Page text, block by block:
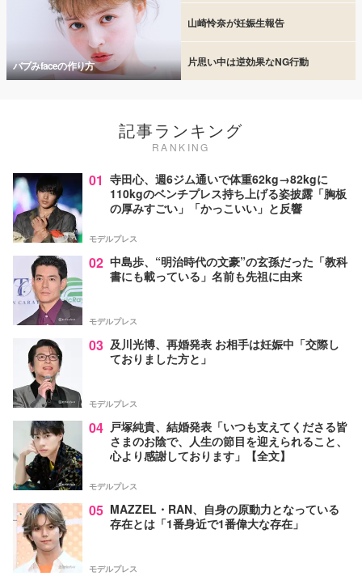
バブみfaceの作り方
山崎怜奈が妊娠生報告
片思い中は逆効果なNG行動
記事ランキング
RANKING
01 寺田心、週6ジム通いで体重62kg→82kgに
110kgのベンチプレス持ち上げる姿披露「胸板
の厚みすごい」「かっこいい」と反響
モデルプレス
02 中島歩、“明治時代の文豪”の玄孫だった「教科
書にも載っている」名前も先祖に由来
モデルプレス
03 及川光博、再婚発表 お相手は妊娠中「交際し
ておりました方と」
モデルプレス
04 戸塚純貴、結婚発表「いつも支えてくださる皆
さまのお陰で、人生の節目を迎えられること、
心より感謝しております」【全文】
モデルプレス
05 MAZZEL・RAN、自身の原動力となっている
存在とは「1番身近で1番偉大な存在」
モデルプレス